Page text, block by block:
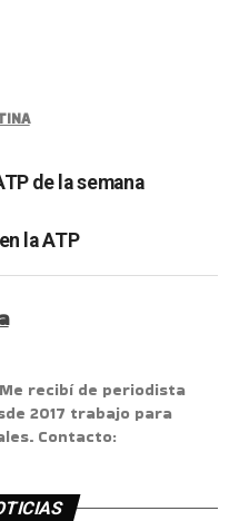
de la semana
la ATP
recibí de periodista
2017 trabajo para
Contacto: